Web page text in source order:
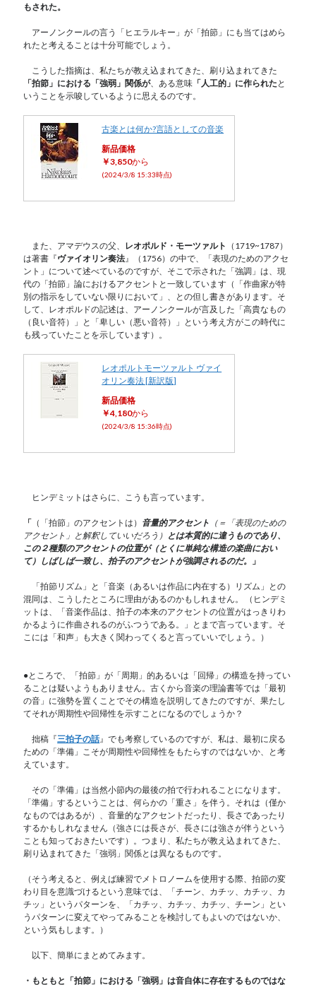
もされた。
アーノンクールの言う「ヒエラルキー」が「拍節」にも当てはめら
れたと考えることは十分可能でしょう。
こうした指摘は、私たちが教え込まれてきた、刷り込まれてきた
「拍節」における「強弱」関係が、ある意味 「人工的」に作られた と
いうことを示唆しているように思えるのです。
古楽とは何か?言語としての音楽
新品価格
￥3,850から
(2024/3/8 15:33時点)
また、アマデウスの⽗、 レオポルド・モーツァルト （1719~1787）
は著書『ヴァイオリン奏法』（1756）の中で、「表現のためのアクセ
ント」について述べているのですが、そこで⽰された「強調」は、現
代の「拍節」論におけるアクセントと⼀致しています（「作曲家が特
別の指⽰をしていない限りにおいて」、との但し書きがあります。そ
して、レオポルドの記述は、アーノンクールが言及した「⾼貴なもの
（良い⾳符）」と「卑しい（悪い⾳符）」という考え方がこの時代に
も残っていたことを示しています）。
レオポルトモーツァルト ヴァイ
オリン奏法 [新訳版]
新品価格
￥4,180から
(2024/3/8 15:36時点)
ヒンデミットはさらに、こうも言っています。
「 （「拍節」のアクセントは） 音量的アクセント （＝「表現のための
アクセント」と解釈していいだろう） とは本質的に違うものであり、
この２種類のアクセントの位置が（とくに単純な構造の楽曲におい
て）しばしば⼀致し、拍⼦のアクセントが強調されるのだ。
」
「拍節リズム」と「音楽（あるいは作品に内在する）リズム」との
混同は、こうしたところに理由があるのかもしれません。 （ヒンデミ
ットは、「⾳楽作品は、拍⼦の本来のアクセントの位置がはっきりわ
かるように作曲されるのがふつうである。」とまで言っています。そ
こには「和声」も大きく関わってくると言っていいでしょう。）
●ところで、「拍節」が「周期」的あるいは「回帰」の構造を持ってい
ることは疑いようもありません。古くから音楽の理論書等では「最初
の音」に強勢を置くことでその構造を説明してきたのですが、果たし
てそれが周期性や回帰性を示すことになるのでしょうか？
拙稿『三拍子の話』でも考察しているのですが、私は、最初に戻る
ための「準備」こそが周期性や回帰性をもたらすのではないか、と考
えています。
その「準備」は当然小節内の最後の拍で行われることになります。
「準備」するということは、何らかの「重さ」を伴う。それは（僅か
なものではあるが）、音量的なアクセントだったり、長さであったり
するかもしれなません（強さには長さが、長さには強さが伴うという
ことも知っておきたいです）。つまり、私たちが教え込まれてきた、
刷り込まれてきた「強弱」関係とは異なるものです。
（そう考えると、例えば練習でメトロノームを使用する際、拍節の変
わり目を意識づけるという意味では、「チーン、カチッ、カチッ、カ
チッ」というパターンを、「カチッ、カチッ、カチッ、チーン」とい
うパターンに変えてやってみることを検討してもよいのではないか、
という気もします。）
以下、簡単にまとめてみます。
・もともと「拍節」における「強弱」は⾳⾃体に存在するものではな